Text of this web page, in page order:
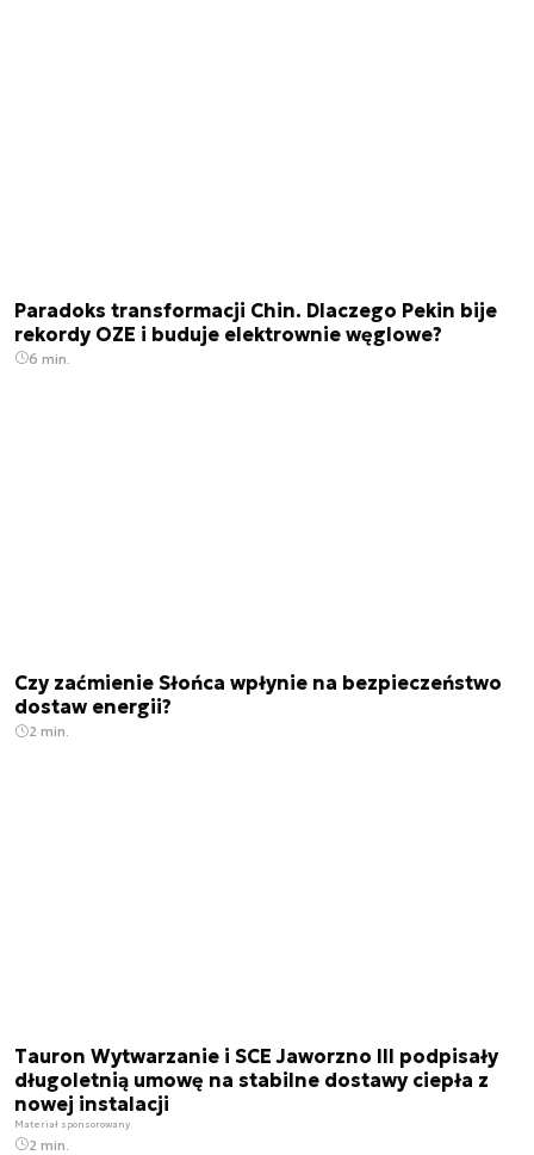
Paradoks transformacji Chin. Dlaczego Pekin bije
rekordy OZE i buduje elektrownie węglowe?
6 min.
Czy zaćmienie Słońca wpłynie na bezpieczeństwo
dostaw energii?
2 min.
Tauron Wytwarzanie i SCE Jaworzno III podpisały
długoletnią umowę na stabilne dostawy ciepła z
nowej instalacji
Materiał sponsorowany
2 min.